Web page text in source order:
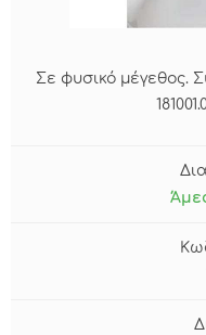
Σε φυσικό μέγεθος.